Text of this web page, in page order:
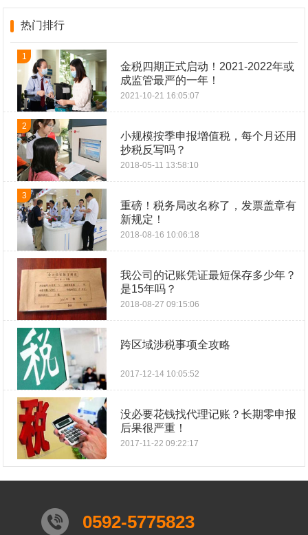
热门排行
1
金税四期正式启动！2021-2022年或
成监管最严的一年！
2021-10-21 16:05:07
2
小规模按季申报增值税，每个月还用
抄税反写吗？
2018-05-11 13:58:10
3
重磅！税务局改名称了，发票盖章有
新规定！
2018-08-16 10:06:18
我公司的记账凭证最短保存多少年？
是15年吗？
2018-08-27 09:15:06
跨区域涉税事项全攻略
2017-12-14 10:05:52
没必要花钱找代理记账？长期零申报
后果很严重！
2017-11-22 09:22:17
0592-5775823